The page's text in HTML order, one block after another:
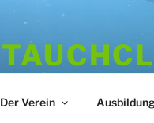
Der Verein